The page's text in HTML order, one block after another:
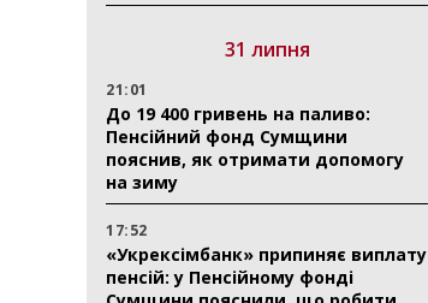
31 липня
21:01
До 19 400 гривень на паливо:
Пенсійний фонд Сумщини
пояснив, як отримати допомогу
на зиму
17:52
«Укрексімбанк» припиняє виплату
пенсій: у Пенсійному фонді